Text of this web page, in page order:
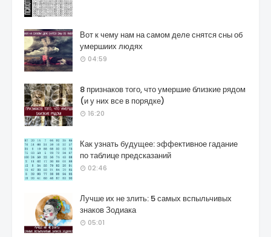
Вот к чему нам на самом деле снятся сны об
умершиих людях
04:59
8 признаков того, что умершие близкие рядом
(и у них все в порядке)
16:20
Как узнать будущее: эффективное гадание
по таблице предсказаний
02:46
Лучше их не злить: 5 самых вспыльчивых
знаков Зодиака
05:01